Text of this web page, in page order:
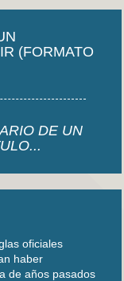
(FORMATO
DE UN
oficiales
haber
de años pasados